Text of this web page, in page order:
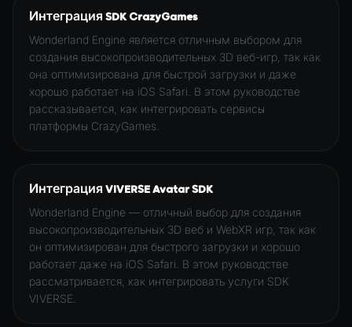
Интеграция SDK CrazyGames
Wonderland Engine является отличным выбором для
создания высокопроизводительных 3D веб-игр, так как
она оптимизирована для быстрой загрузки и даже
хорошо работает на iOS Safari. В этом руководстве
рассказывается, как интегрировать сервисы
платформы CrazyGames.
Интеграция VIVERSE Avatar SDK
Wonderland Engine — отличный выбор для создания
высокопроизводительных 3D веб и WebXR игр, так как
он оптимизирован для быстрого загрузки и хорошо
работает даже на iOS Safari. В этом руководстве
рассматривается, как интегрировать услуги SDK
VIVERSE.